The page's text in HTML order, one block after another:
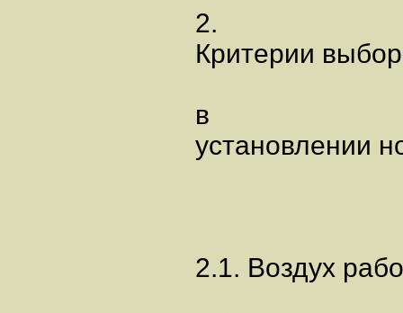
2.
Критерии
в
установлении
2.1. Воздух